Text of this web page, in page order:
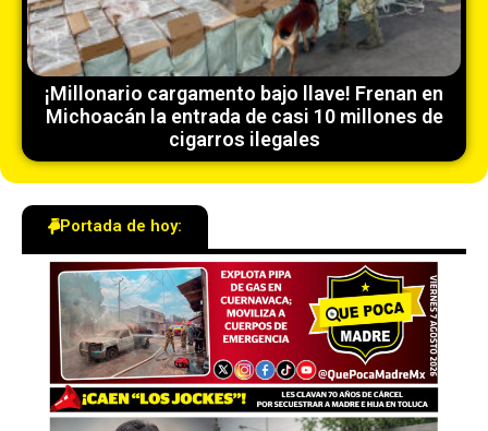
¡Millonario cargamento bajo llave! Frenan en
Michoacán la entrada de casi 10 millones de
cigarros ilegales
Portada de hoy: